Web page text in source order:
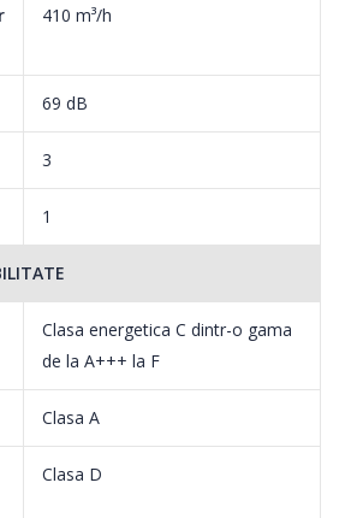
410 m³/h
69 dB
3
1
Clasa energetica C dintr-o gama
de la A+++ la F
Clasa A
Clasa D